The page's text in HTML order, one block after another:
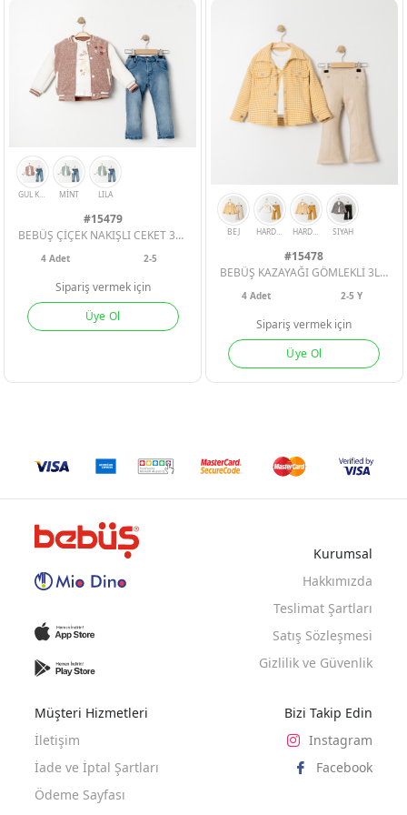
#15479
BEBÜŞ ÇİÇEK NAKIŞLI CEKET 3LÜ KIZ ÇOCUK TAKIM 2-3-4-5 YAŞ
4 Adet 2-5
Sipariş vermek için
Üye Ol
HARDAL HARDAL
#15478
BEBÜŞ KAZAYAĞI GÖMLEKLİ 3LÜ ÇOCUK TAKIM
4Adet 2-5 Y
Sipariş vermek için
Üye Ol
Kurumsal
Hakkımızda
Teslimat Şartları
Satış Sözleşmesi
Gizlilik ve Güvenlik
Müşteri Hizmetleri
İletişim
İade ve İptal Şartları
Ödeme Sayfası
Bizi Takip Edin
Instagram
Facebook